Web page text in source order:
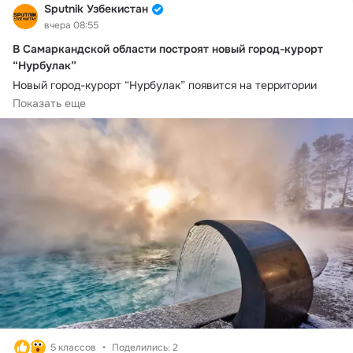
Sputnik Узбекистан
вчера 08:55
В Самаркандской области построят новый город-курорт
“Нурбулак”
Новый город-курорт “Нурбулак” появится на территории
Самаркандской области, сообщает Комитет по туризму
Узбекистана.
Курорт разместится на площади 470 гектаров. Его главным
природным преимуществом станут лечебные термальные
Проект предусматривает строительство до 50 санаториев,
развитие медицинского туризма, подготовку профильных
специалистов и продвижение бренда “Нурбулак” как
международного центра оздоровления.
Показать еще
5 классов Поделились: 2